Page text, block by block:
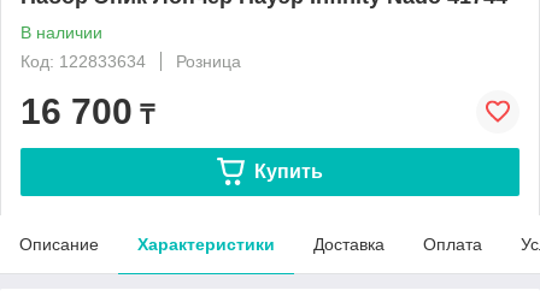
В наличии
Код: 122833634
Розница
16 700 ₸
Купить
Описание Характеристики Доставка Оплата